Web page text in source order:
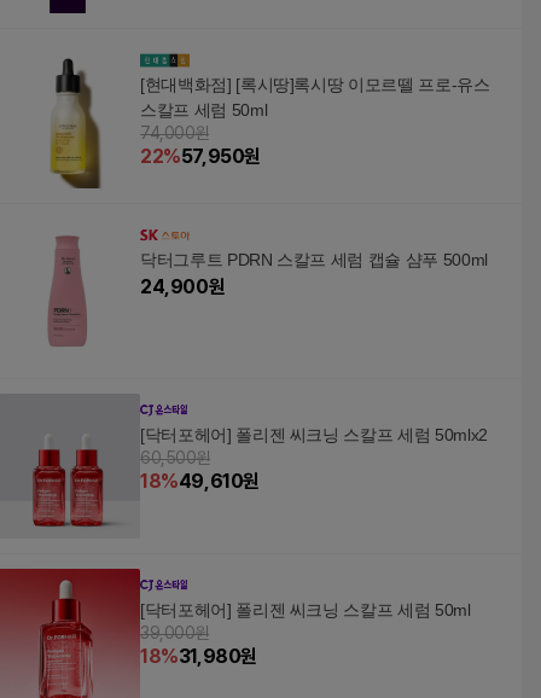
[현대백화점] [록시땅]록시땅 이모르뗄 프로-유스
스칼프 세럼 50ml
74,000원
22%57,950원
닥터그루트 PDRN 스칼프 세럼 캡슐 샴푸 500ml
24,900원
[닥터포헤어] 폴리젠 씨크닝 스칼프 세럼 50mlx2
60,500원
18%49,610원
[닥터포헤어] 폴리젠 씨크닝 스칼프 세럼 50ml
39,000원
18%31,980원